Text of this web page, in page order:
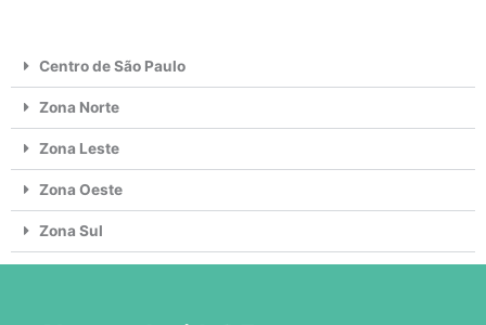
Centro de São Paulo
Zona Norte
Zona Leste
Zona Oeste
Zona Sul